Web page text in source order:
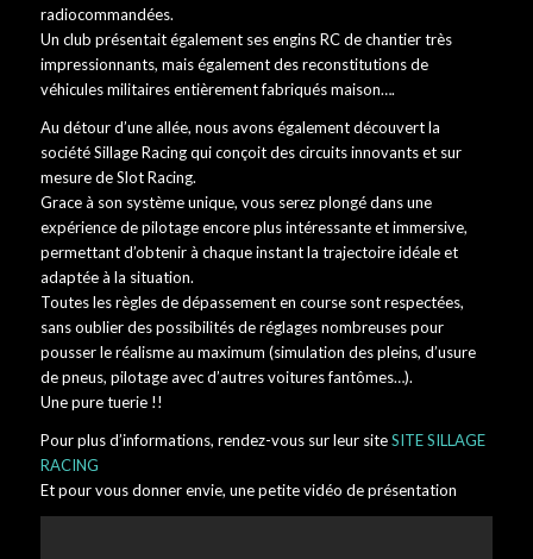
radiocommandées.
Un club présentait également ses engins RC de chantier très
impressionnants, mais également des reconstitutions de
véhicules militaires entièrement fabriqués maison….
Au détour d’une allée, nous avons également découvert la
société Sillage Racing qui conçoit des circuits innovants et sur
mesure de Slot Racing.
Grace à son système unique, vous serez plongé dans une
expérience de pilotage encore plus intéressante et immersive,
permettant d’obtenir à chaque instant la trajectoire idéale et
adaptée à la situation.
Toutes les règles de dépassement en course sont respectées,
sans oublier des possibilités de réglages nombreuses pour
pousser le réalisme au maximum (simulation des pleins, d’usure
de pneus, pilotage avec d’autres voitures fantômes…).
Une pure tuerie !!
Pour plus d’informations, rendez-vous sur leur siteSITE SILLAGE
RACING
Et pour vous donner envie, une petite vidéo de présentation